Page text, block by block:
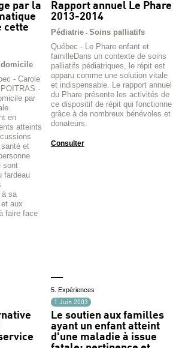
par la
cette
domicile
- Carole
-
par
en
atteints
et
sont
fardeau
à sa
aux
faire face
Rapport annuel Le Phare
2013-2014
Pédiatrie- Soins palliatifs
Québec - Le Phare enfant et
familleDans un contexte de soins
palliatifs pédiatriques, le répit est
apparu comme une solution vitale
et indispensable. Le rapport annuel
du Phare présente les activités de
ce dispositif de répit qui fonctionne
grâce à de nombreux bénévoles et
donateurs.
Consulter
5. Expériences
1 Juin 2003
Le soutien aux familles
ayant un enfant atteint
d'une maladie à issue